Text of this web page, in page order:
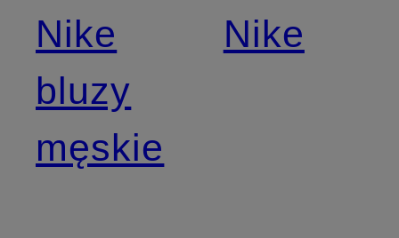
Nike
bluzy
męskie
Nike